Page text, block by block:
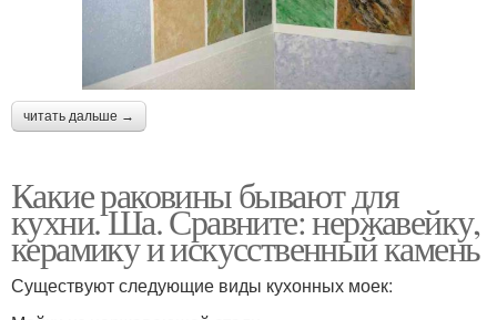
читать дальше →
Какие раковины бывают для
кухни. Ша. Сравните: нержавейку,
керамику и искусственный камень
Существуют следующие виды кухонных моек: